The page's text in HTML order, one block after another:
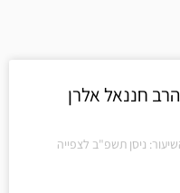
חננאל אלרן
ניסן תשפ"ב לצפייה